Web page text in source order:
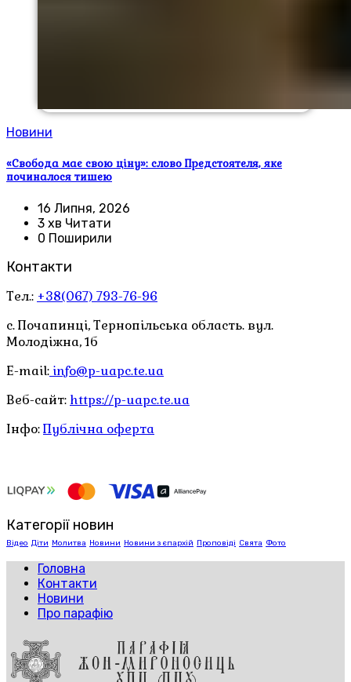
Новини
«Свобода має свою ціну»: слово Предстоятеля, яке
починалося тишею
16 Липня, 2026
3 хв Читати
0 Поширили
Контакти
Тел.: +38(067) 793-76-96
с. Почапинці, Тернопільська область. вул.
Молодіжна, 1б
E-mail: info@p-uapc.te.ua
Веб-сайт: https://p-uapc.te.ua
Інфо:Публічна оферта
Категорії новин
Відео Діти Молитва Новини Новини з єпархій Проповіді Свята Фото
Головна
Контакти
Новини
Про парафію